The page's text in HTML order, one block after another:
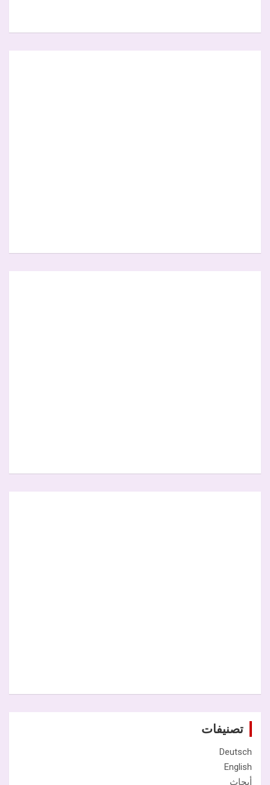
تصنيفات
Deutsch
English
أبحاث